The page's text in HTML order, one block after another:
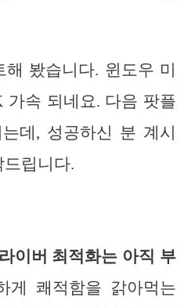
봤습니다. 윈도우 미
가속 되네요. 다음 팟플
데, 성공하신 분 계시
드립니다.
이버 최적화는 아직 부
게 쾌적함을 갉아먹는